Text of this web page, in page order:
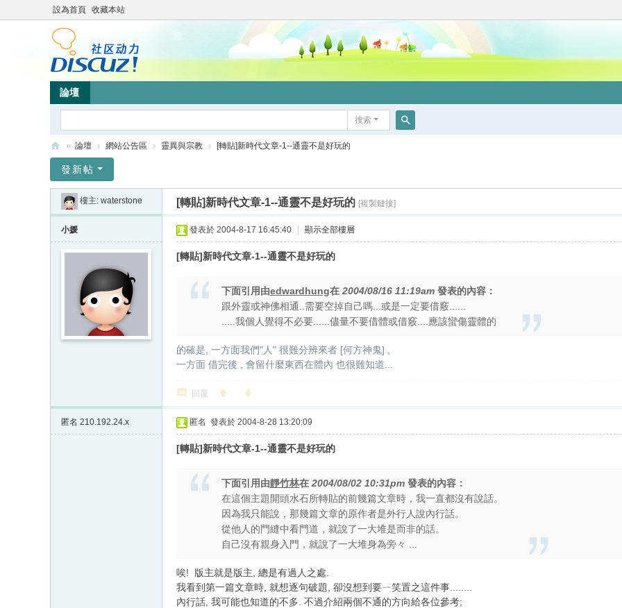
設為首頁 收藏本站
論壇
搜索
竹
» 論壇 › 網站公告區 › 靈異與宗教 › [轉貼]新時代文章-1--通靈不是好玩的
發新帖
樓主: waterstone [轉貼]新時代文章-1--通靈不是好玩的 [複製鏈接]
小媛 發表於 2004-8-17 16:45:40 顯示全部樓層
[轉貼]新時代文章-1--通靈不是好玩的
下面引用由edwardhung在 2004/08/16 11:19am 發表的內容：
跟外靈或神佛相通..需要空掉自己嗎...或是一定要借竅......
.....我個人覺得不必要......儘量不要借體或借竅....應該蠻傷靈體的
的確是, 一方面我們"人" 很難分辨來者 [何方神鬼] ,
一方面 借完後 , 會留什麼東西在體內 也很難知道...
回覆
匿名 210.192.24.x 匿名 發表於 2004-8-28 13:20:09
[轉貼]新時代文章-1--通靈不是好玩的
下面引用由靜竹林在 2004/08/02 10:31pm 發表的內容：
在這個主題開頭水石所轉貼的前幾篇文章時，我一直都沒有說話。
因為我只能說，那幾篇文章的原作者是外行人說內行話。
從他人的門縫中看門道，就說了一大堆是而非的話。
自己沒有親身入門，就說了一大堆身為旁々 ...
唉! 版主就是版主, 總是有過人之處.
我看到第一篇文章時, 就想逐句破題, 卻沒想到要ㄧ笑置之這件事........
內行話, 我可能也知道的不多. 不過介紹兩個不通的方向給各位參考;